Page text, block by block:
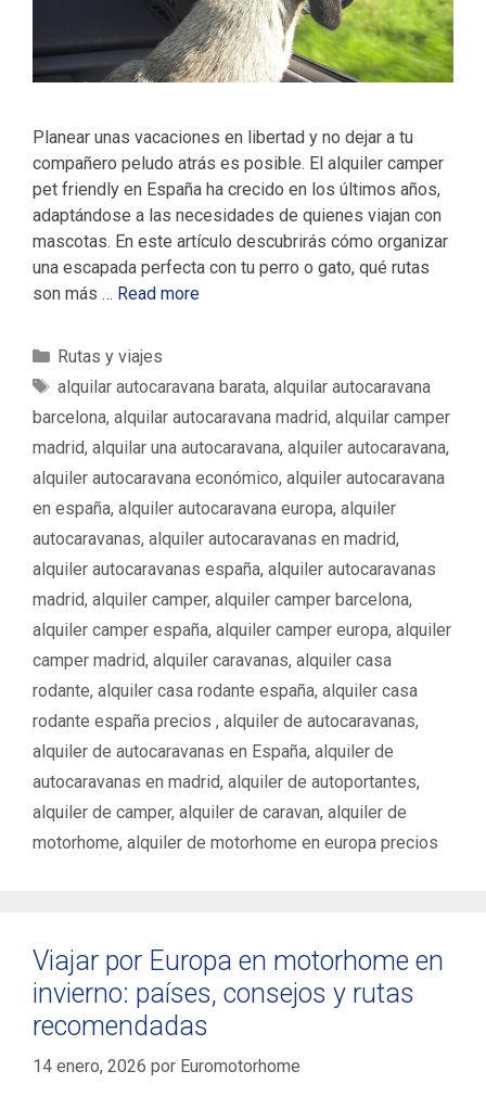
Planear unas vacaciones en libertad y no dejar a tu
compañero peludo atrás es posible. El alquiler camper
pet friendly en España ha crecido en los últimos años,
adaptándose a las necesidades de quienes viajan con
mascotas. En este artículo descubrirás cómo organizar
una escapada perfecta con tu perro o gato, qué rutas
son más … Read more
C
a
g
o
r
í
a
s
Rutas y viajes
E
t
u
e
t
a
s
alquilar autocaravana barata, alquilar autocaravana
barcelona, alquilar autocaravana madrid, alquilar camper
madrid, alquilar una autocaravana, alquiler autocaravana,
alquiler autocaravana económico, alquiler autocaravana
en españa, alquiler autocaravana europa, alquiler
autocaravanas, alquiler autocaravanas en madrid,
alquiler autocaravanas españa, alquiler autocaravanas
madrid, alquiler camper, alquiler camper barcelona,
alquiler camper españa, alquiler camper europa, alquiler
camper madrid, alquiler caravanas, alquiler casa
rodante, alquiler casa rodante españa, alquiler casa
rodante españa precios ‌‌ , alquiler de autocaravanas,
alquiler de autocaravanas en España, alquiler de
autocaravanas en madrid, alquiler de autoportantes,
alquiler de camper, alquiler de caravan, alquiler de
motorhome, alquiler de motorhome en europa precios
Viajar por Europa en motorhome en
invierno: países, consejos y rutas
recomendadas
14 enero, 2026 por Euromotorhome